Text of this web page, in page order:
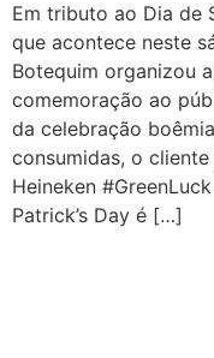
Em tributo ao Dia de
que acontece neste
Botequim organizou
comemoração ao
da celebração
consumidas, o
Heineken
Patrick’s Day é […]